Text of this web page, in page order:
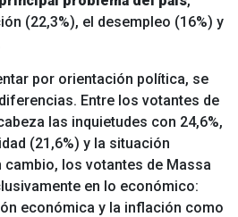
(22,3%), el desempleo (16%) y
por orientación política, se
Entre los votantes de
las inquietudes con 24,6%,
(21,6%) y la situación
cambio, los votantes de Massa
en lo económico:
económica y la inflación como